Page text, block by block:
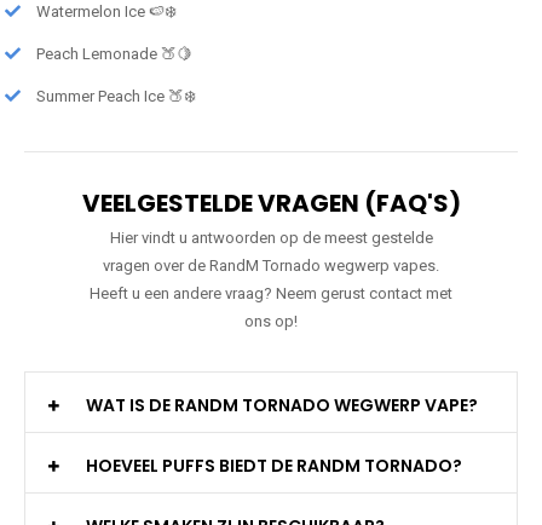
Watermelon Ice 🍉❄️
Peach Lemonade 🍑🍋
Summer Peach Ice 🍑❄️
VEELGESTELDE VRAGEN (FAQ'S)
Hier vindt u antwoorden op de meest gestelde
vragen over de RandM Tornado wegwerp vapes.
Heeft u een andere vraag? Neem gerust contact met
ons op!
WAT IS DE RANDM TORNADO WEGWERP VAPE?
HOEVEEL PUFFS BIEDT DE RANDM TORNADO?